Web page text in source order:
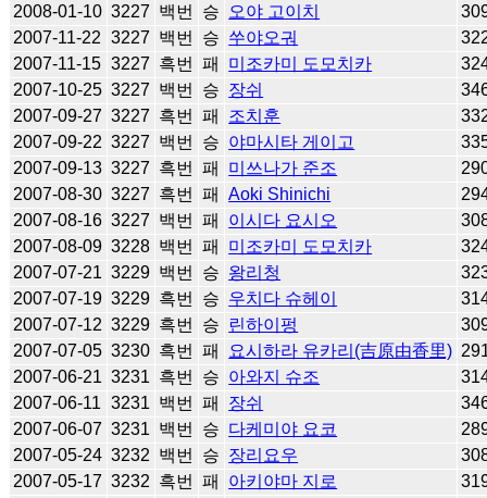
2008-01-10 3227 백번 승 오야 고이치
2007-11-22 3227 백번 승 쑤야오궈
2007-11-15 3227 흑번 패 미조카미 도모치카
2007-10-25 3227 백번 승 장쉬
2007-09-27 3227 흑번 패 조치훈
2007-09-22 3227 백번 승 야마시타 게이고
2007-09-13 3227 흑번 패 미쓰나가 준조
2007-08-30 3227 흑번 패 Aoki Shinichi
2007-08-16 3227 백번 패 이시다 요시오
2007-08-09 3228 백번 패 미조카미 도모치카
2007-07-21 3229 백번 승 왕리청
2007-07-19 3229 흑번 승 우치다 슈헤이
2007-07-12 3229 흑번 승 린하이펑
2007-07-05 3230 흑번 패 요시하라 유카리(吉原由香里)
2007-06-21 3231 흑번 승 아와지 슈조
2007-06-11 3231 백번 패 장쉬
2007-06-07 3231 백번 승 다케미야 요코
2007-05-24 3232 백번 승 장리요우
2007-05-17 3232 흑번 패 아키야마 지로